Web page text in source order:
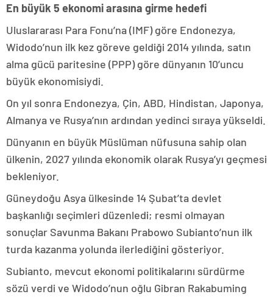
En büyük 5 ekonomi arasına girme hedefi
Uluslararası Para Fonu’na (IMF) göre Endonezya,
Widodo’nun ilk kez göreve geldiği 2014 yılında, satın
alma gücü paritesine (PPP) göre dünyanın 10’uncu
büyük ekonomisiydi.
On yıl sonra Endonezya, Çin, ABD, Hindistan, Japonya,
Almanya ve Rusya’nın ardından yedinci sıraya yükseldi.
Dünyanın en büyük Müslüman nüfusuna sahip olan
ülkenin, 2027 yılında ekonomik olarak Rusya’yı geçmesi
bekleniyor.
Güneydoğu Asya ülkesinde 14 Şubat’ta devlet
başkanlığı seçimleri düzenledi; resmi olmayan
sonuçlar Savunma Bakanı Prabowo Subianto’nun ilk
turda kazanma yolunda ilerlediğini gösteriyor.
Subianto, mevcut ekonomi politikalarını sürdürme
sözü verdi ve Widodo’nun oğlu Gibran Rakabuming